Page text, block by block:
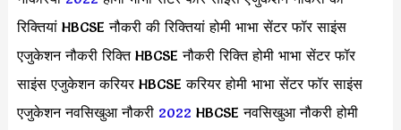
रिक्तियां HBCSE नौकरी की रिक्तियां होमी भाभा सेंटर फॉर साइंस
एजुकेशन नौकरी रिक्ति HBCSE नौकरी रिक्ति होमी भाभा सेंटर फॉर
साइंस एजुकेशन करियर HBCSE करियर होमी भाभा सेंटर फॉर साइंस
एजुकेशन नवसिखुआ नौकरी 2022 HBCSE नवसिखुआ नौकरी होमी